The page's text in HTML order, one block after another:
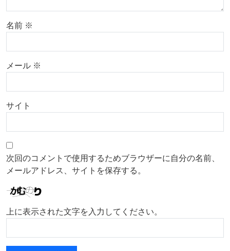
名前 ※
メール ※
サイト
次回のコメントで使用するためブラウザーに自分の名前、
メールアドレス、サイトを保存する。
上に表示された文字を入力してください。